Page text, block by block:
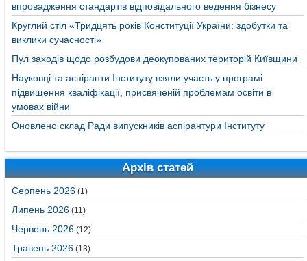
впровадження стандартів відповідального ведення бізнесу
Круглий стіл «Тридцять років Конституції України: здобутки та
виклики сучасності»
Пул заходів щодо розбудови деокупованих територій Київщини
Науковці та аспіранти Інституту взяли участь у програмі
підвищення кваліфікації, присвяченій проблемам освіти в
умовах війни
Оновлено склад Ради випускників аспірантури Інституту
Архів статей
Серпень 2026 (1)
Липень 2026 (11)
Червень 2026 (12)
Травень 2026 (13)